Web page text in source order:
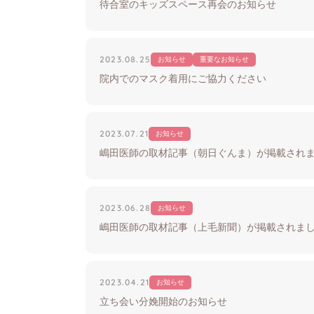
待合室のキッズスペース再会のお知らせ
2023.08.25 お知らせ 重要なお知らせ
院内でのマスク着用にご協力ください
2023.07.21 お知らせ
嶋田医師の取材記事（朝日ぐんま）が掲載され
2023.06.28 お知らせ
嶋田医師の取材記事（上毛新聞）が掲載されま
2023.04.21 お知らせ
立ち会い分娩開始のお知らせ